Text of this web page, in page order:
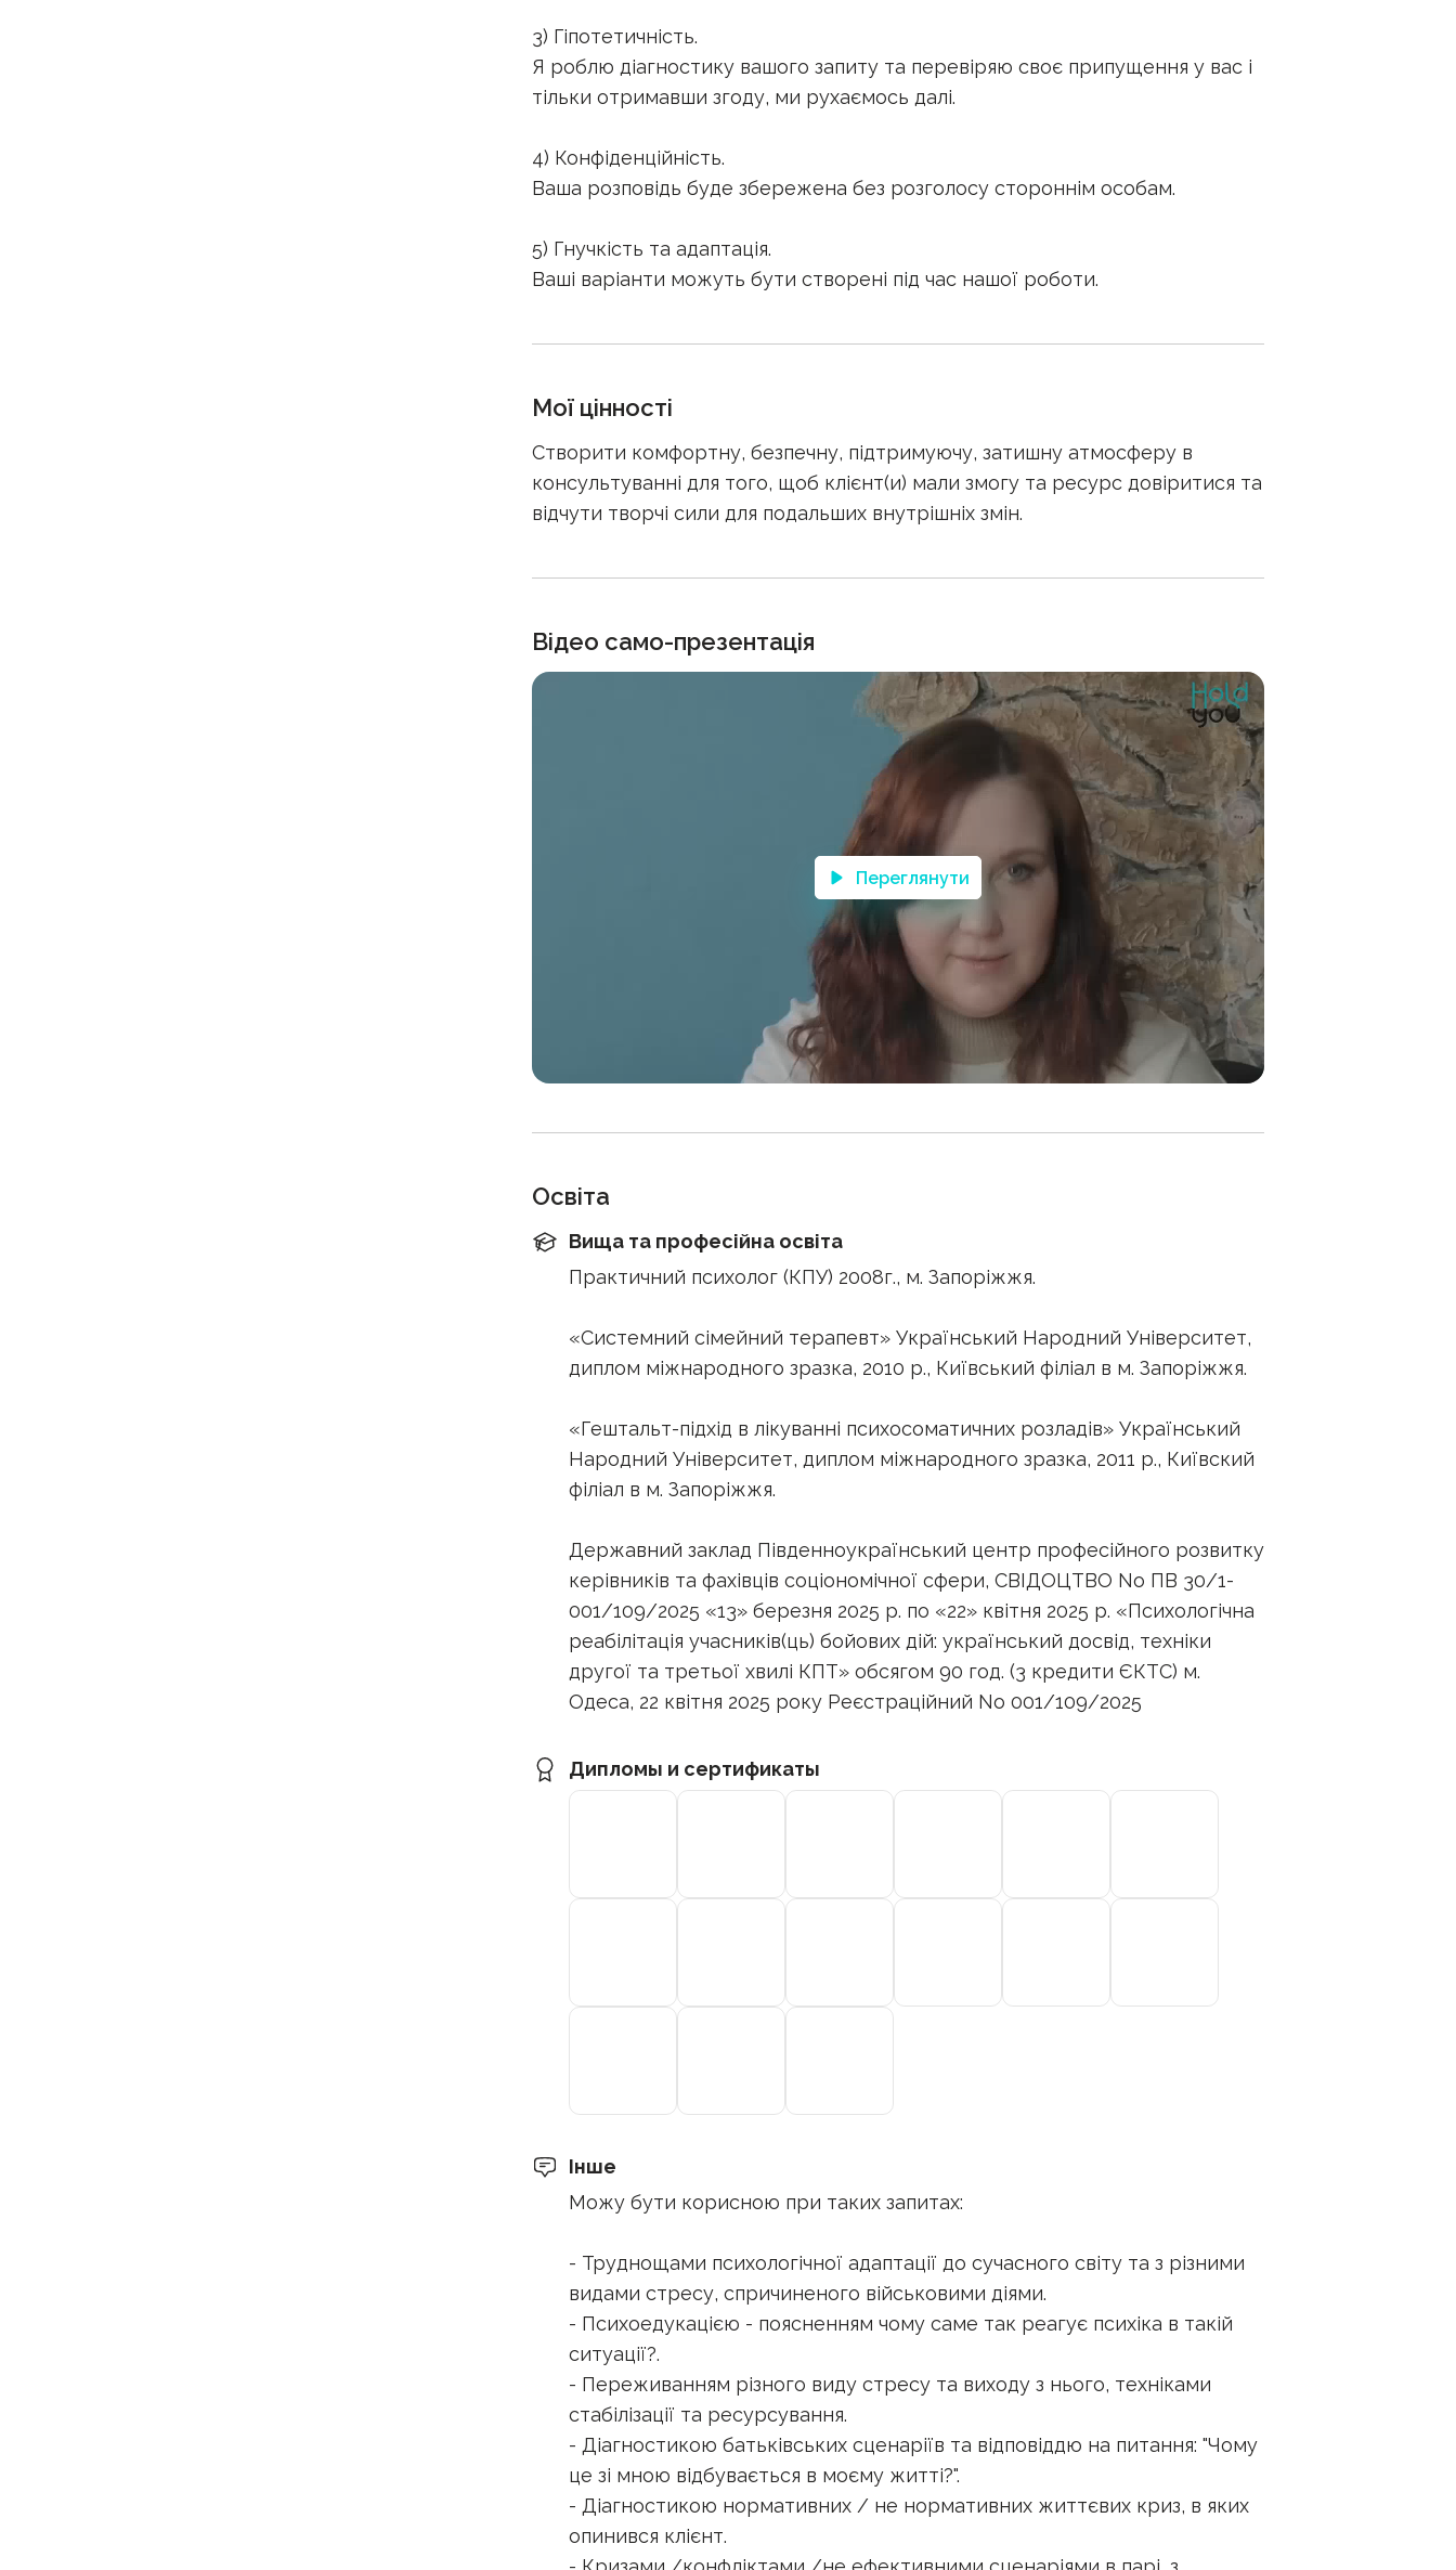
3) Гіпотетичність.
Я роблю діагностику вашого запиту та перевіряю своє припущення у вас і
тільки отримавши згоду, ми рухаємось далі.
4) Конфіденційність.
Ваша розповідь буде збережена без розголосу стороннім особам.
5) Гнучкість та адаптація.
Ваші варіанти можуть бути створені під час нашої роботи.
Мої цінності
Створити комфортну, безпечну, підтримуючу, затишну атмосферу в
консультуванні для того, щоб клієнт(и) мали змогу та ресурс довіритися та
відчути творчі сили для подальших внутрішніх змін.
Відео само-презентація
Переглянути
Освіта
Вища та професійна освіта
Практичний психолог (КПУ) 2008г., м. Запоріжжя.
«Системний сімейний терапевт» Український Народний Університет,
диплом міжнародного зразка, 2010 р., Київський філіал в м. Запоріжжя.
«Гештальт-підхід в лікуванні психосоматичних розладів» Український
Народний Університет, диплом міжнародного зразка, 2011 р., Київский
філіал в м. Запоріжжя.
Державний заклад Південноукраїнський центр професійного розвитку
керівників та фахівців соціономічної сфери, CВІДОЦТВО No ПВ 30/1-
001/109/2025 «13» березня 2025 р. по «22» квітня 2025 р. «Психологічна
реабілітація учасників(ць) бойових дій: український досвід, техніки
другої та третьої хвилі КПТ» обсягом 90 год. (3 кредити ЄКТС) м.
Одеса, 22 квітня 2025 року Реєстраційний No 001/109/2025
Дипломы и сертификаты
Інше
Можу бути корисною при таких запитах:
- Труднощами психологічної адаптації до сучасного світу та з різними
видами стресу, спричиненого військовими діями.
- Психоедукацією - поясненням чому саме так реагує психіка в такій
ситуації?.
- Переживанням різного виду стресу та виходу з нього, техніками
стабілізації та ресурсування.
- Діагностикою батьківських сценаріїв та відповіддю на питання: "Чому
це зі мною відбувається в моєму житті?".
- Діагностикою нормативних / не нормативних життєвих криз, в яких
опинився клієнт.